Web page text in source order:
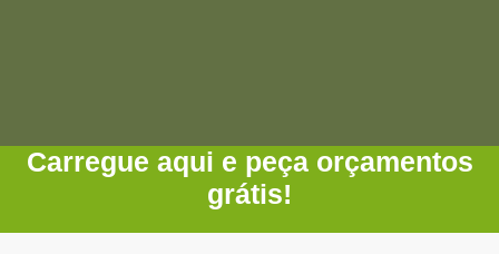
Carregue aqui e peça orçamentos
grátis!